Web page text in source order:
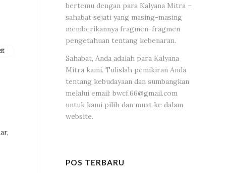
bertemu dengan para Kalyana Mitra –
sahabat sejati yang masing-masing
memberikannya fragmen-fragmen
pengetahuan tentang kebenaran.
Sahabat, Anda adalah para Kalyana
Mitra kami. Tulislah pemikiran Anda
tentang kebudayaan dan sumbangkan
melalui email: bwcf.66@gmail.com
untuk kami pilih dan muat ke dalam
website.
POS TERBARU